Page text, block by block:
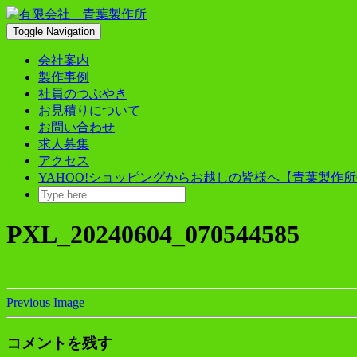
Skip
to
content
Toggle Navigation
会社案内
製作事例
社員のつぶやき
お見積りについて
お問い合わせ
求人募集
アクセス
YAHOO!ショッピングからお越しの皆様へ【青葉製作
PXL_20240604_070544585
Previous Image
コメントを残す